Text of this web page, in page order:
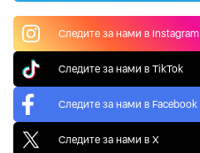
Следите за нами в Instagram
Следите за нами в TikTok
Следите за нами в Facebook
Следите за нами в X